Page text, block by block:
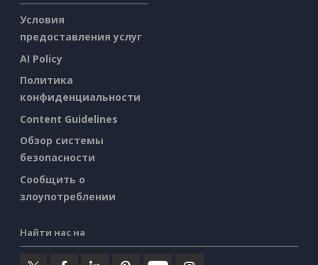
Условия
предоставления услуг
AI Policy
Политика
конфиденциальности
Content Guidelines
Обзор системы
безопасности
Сообщить о
злоупотреблении
Найти нас на